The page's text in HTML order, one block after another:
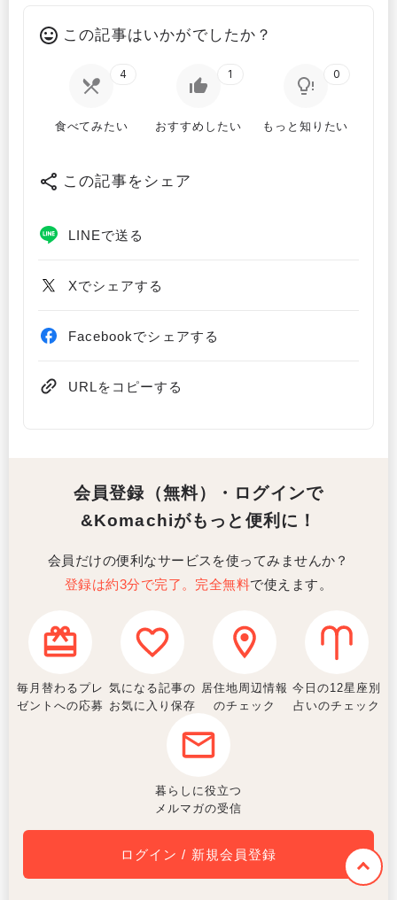
この記事はいかがでしたか？
食べてみたい
4
おすすめしたい
1
もっと知りたい
0
この記事をシェア
LINEで送る
Xでシェアする
Facebookでシェアする
URLをコピーする
会員登録（無料）・ログインで
&Komachiがもっと便利に！
会員だけの便利なサービスを使ってみませんか？
登録は約3分で完了。完全無料で使えます。
毎月替わるプレ
ゼントへの応募
気になる記事の
お気に入り保存
居住地周辺情報
のチェック
今日の12星座別
占いのチェック
暮らしに役立つ
メルマガの受信
ログイン / 新規会員登録